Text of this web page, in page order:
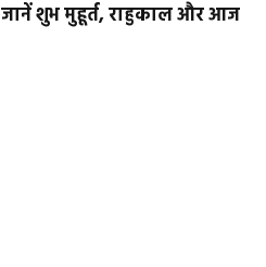
जानें शुभ मुहूर्त, राहुकाल और आज